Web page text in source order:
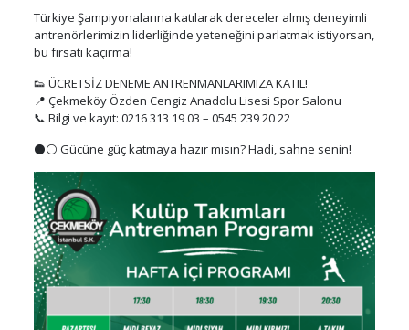
Türkiye Şampiyonalarına katılarak dereceler almış deneyimli
antrenörlerimizin liderliğinde yeteneğini parlatmak istiyorsan,
bu fırsatı kaçırma!
👟 ÜCRETSİZ DENEME ANTRENMANLARIMIZA KATIL!
📍 Çekmeköy Özden Cengiz Anadolu Lisesi Spor Salonu
📞 Bilgi ve kayıt: 0216 313 19 03 – 0545 239 20 22
⚫⚪ Gücüne güç katmaya hazır mısın? Hadi, sahne senin!